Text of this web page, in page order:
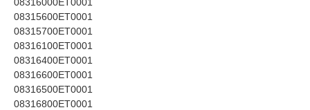
08316000ET0001
08315600ET0001
08315700ET0001
08316100ET0001
08316400ET0001
08316600ET0001
08316500ET0001
08316800ET0001